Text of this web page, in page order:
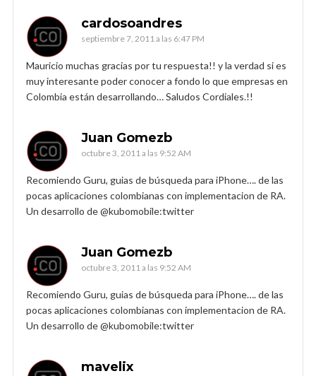
cardosoandres
septiembre 7, 2011 a las 6:47 PM
Mauricio muchas gracias por tu respuesta!! y la verdad si es
muy interesante poder conocer a fondo lo que empresas en
Colombia están desarrollando… Saludos Cordiales.!!
Juan Gomezb
octubre 3, 2011 a las 9:52 AM
Recomiendo Guru, guias de búsqueda para iPhone…. de las
pocas aplicaciones colombianas con implementacion de RA.
Un desarrollo de @kubomobile:twitter
Juan Gomezb
octubre 3, 2011 a las 9:52 AM
Recomiendo Guru, guias de búsqueda para iPhone…. de las
pocas aplicaciones colombianas con implementacion de RA.
Un desarrollo de @kubomobile:twitter
mavelix